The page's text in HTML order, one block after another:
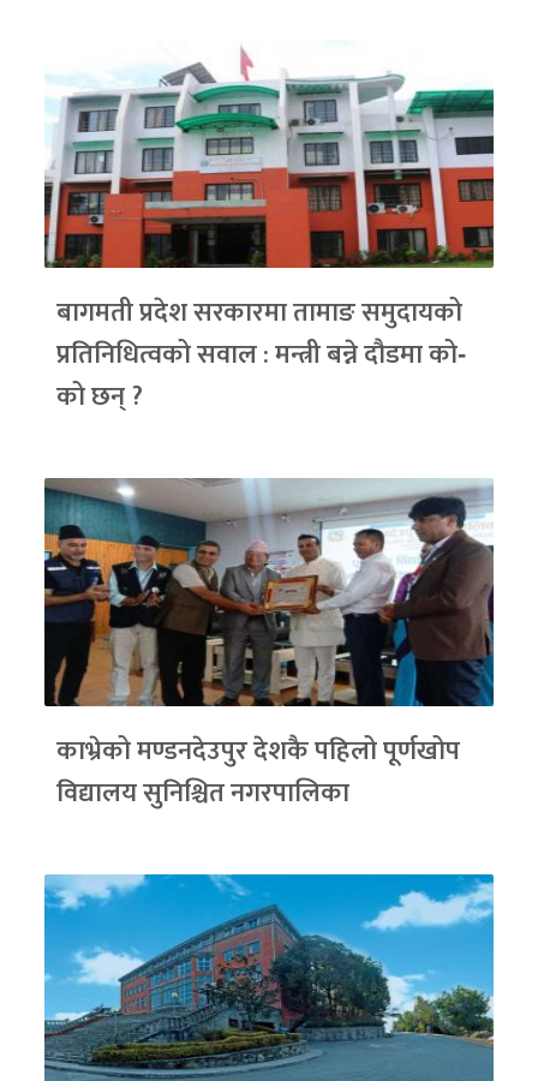
बागमती प्रदेश सरकारमा तामाङ समुदायको
प्रतिनिधित्वको सवाल : मन्त्री बन्ने दौडमा को‐
को छन् ?
काभ्रेको मण्डनदेउपुर देशकै पहिलो पूर्णखोप
विद्यालय सुनिश्चित नगरपालिका